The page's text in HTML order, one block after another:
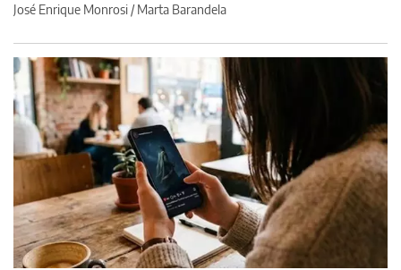
José Enrique Monrosi / Marta Barandela